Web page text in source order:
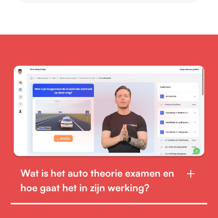
Wat is het auto theorie examen en
hoe gaat het in zijn werking?